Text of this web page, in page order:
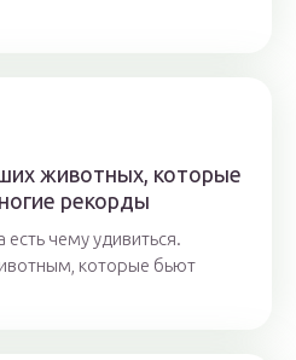
животных, которые
рекорды
чему удивиться.
которые бьют